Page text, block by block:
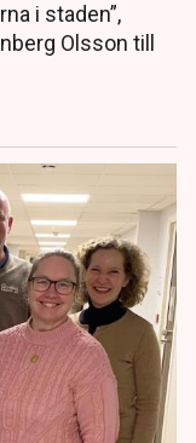
i staden”,
Olsson till